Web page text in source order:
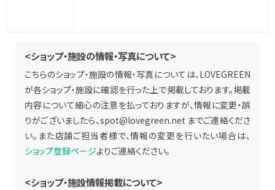
<ショップ・施設の情報・写真について>
こちらのショップ・施設の情報・写真については、LOVEGREEN
が各ショップ・施設に確認を行った上で掲載しております。掲載
内容について細心の注意を払っておりますが、情報に変更・誤
りがございましたら、spot@lovegreen.net までご連絡くださ
い。また店舗ご担当者様で、情報の変更を行いたい場合は、
ショップ登録ページよりご連絡ください。
<ショップ・施設情報掲載について>